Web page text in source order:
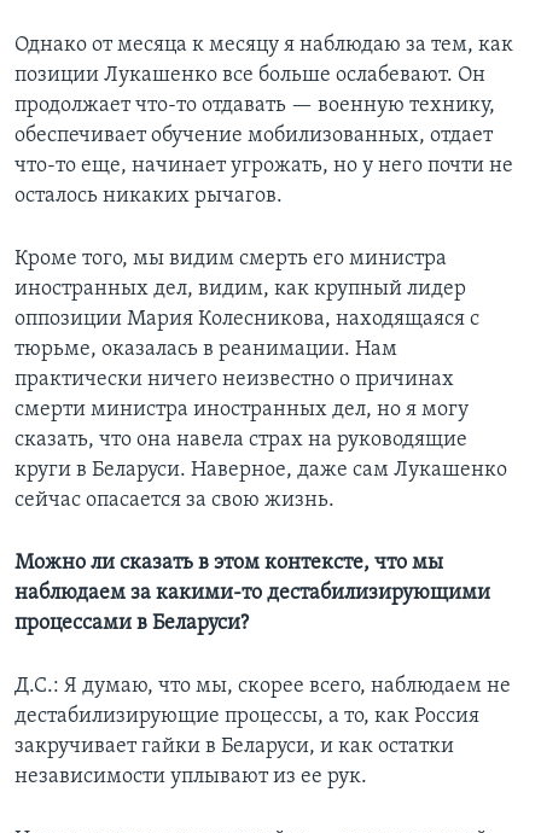
Однако от месяца к месяцу я наблюдаю за тем, как
позиции Лукашенко все больше ослабевают. Он
продолжает что-то отдавать — военную технику,
обеспечивает обучение мобилизованных, отдает
что-то еще, начинает угрожать, но у него почти не
осталось никаких рычагов.
Кроме того, мы видим смерть его министра
иностранных дел, видим, как крупный лидер
оппозиции Мария Колесникова, находящаяся с
тюрьме, оказалась в реанимации. Нам
практически ничего неизвестно о причинах
смерти министра иностранных дел, но я могу
сказать, что она навела страх на руководящие
круги в Беларуси. Наверное, даже сам Лукашенко
сейчас опасается за свою жизнь.
Можно ли сказать в этом контексте, что мы
наблюдаем за какими-то дестабилизирующими
процессами в Беларуси?
Д.С.: Я думаю, что мы, скорее всего, наблюдаем не
дестабилизирующие процессы, а то, как Россия
закручивает гайки в Беларуси, и как остатки
независимости уплывают из ее рук.